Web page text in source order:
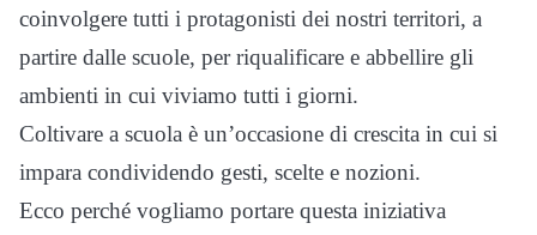
coinvolgere tutti i protagonisti dei nostri territori, a
partire dalle scuole, per riqualificare e abbellire gli
ambienti in cui viviamo tutti i giorni.
Coltivare a scuola è un’occasione di crescita in cui si
impara condividendo gesti, scelte e nozioni.
Ecco perché vogliamo portare questa iniziativa